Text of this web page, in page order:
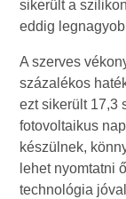
sikerült a
eddig
A szerves
százalékos
ezt sikerült 17,3
fotovoltaikus
készülnek,
lehet nyomtatni
technológia